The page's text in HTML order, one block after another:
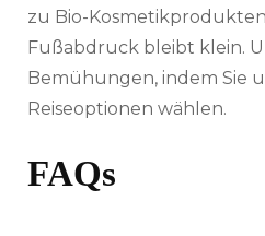
zu Bio-
Fußabdruck bleibt klein.
Bemühungen, indem Sie
Reiseoptionen wählen.
FAQs